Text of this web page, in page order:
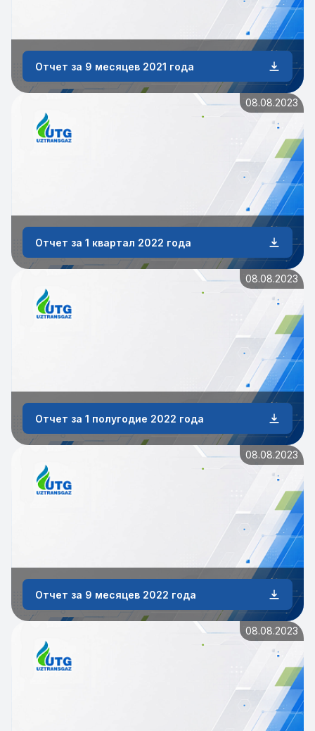
Отчет за 9 месяцев 2021 года
08.08.2023
Отчет за 1 квартал 2022 года
08.08.2023
Отчет за 1 полугодие 2022 года
08.08.2023
Отчет за 9 месяцев 2022 года
08.08.2023